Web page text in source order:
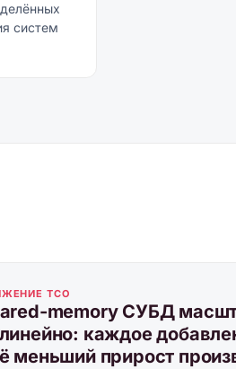
систем
TCO
memory СУБД
каждое
меньший прирост